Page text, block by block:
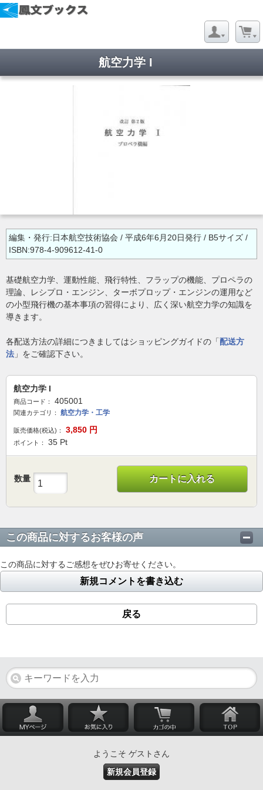
航空力学 I
編集・発行:日本航空技術協会 / 平成6年6月20日発行 / B5サイズ /
ISBN:978-4-909612-41-0
基礎航空力学、運動性能、飛行特性、フラップの機能、プロペラの
理論、レシプロ・エンジン、ターボプロップ・エンジンの運用など
の小型飛行機の基本事項の習得により、広く深い航空力学の知識を
導きます。
各配送方法の詳細につきましてはショッピングガイドの「配送方
法 」をご確認下さい。
航空力学 I
商品コード： 405001
関連カテゴリ： 航空力学・工学
販売価格(税込)： 3,850 円
ポイント： 35 Pt
数量 カートに入れる
この商品に対するお客様の声
この商品に対するご感想をぜひお寄せください。
新規コメントを書き込む
戻る
ようこそ ゲストさん
新規会員登録